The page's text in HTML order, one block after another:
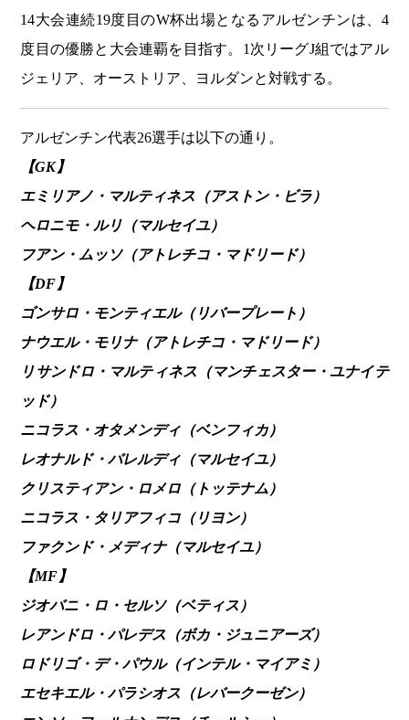
14大会連続19度目のW杯出場となるアルゼンチンは、4
度目の優勝と大会連覇を目指す。1次リーグJ組ではアル
ジェリア、オーストリア、ヨルダンと対戦する。
アルゼンチン代表26選手は以下の通り。
【GK】
エミリアノ・マルティネス（アストン・ビラ）
ヘロニモ・ルリ（マルセイユ）
フアン・ムッソ（アトレチコ・マドリード）
【DF】
ゴンサロ・モンティエル（リバープレート）
ナウエル・モリナ（アトレチコ・マドリード）
リサンドロ・マルティネス（マンチェスター・ユナイテ
ッド）
ニコラス・オタメンディ（ベンフィカ）
レオナルド・バレルディ（マルセイユ）
クリスティアン・ロメロ（トッテナム）
ニコラス・タリアフィコ（リヨン）
ファクンド・メディナ（マルセイユ）
【MF】
ジオバニ・ロ・セルソ（ベティス）
レアンドロ・パレデス（ボカ・ジュニアーズ）
ロドリゴ・デ・パウル（インテル・マイアミ）
エセキエル・パラシオス（レバークーゼン）